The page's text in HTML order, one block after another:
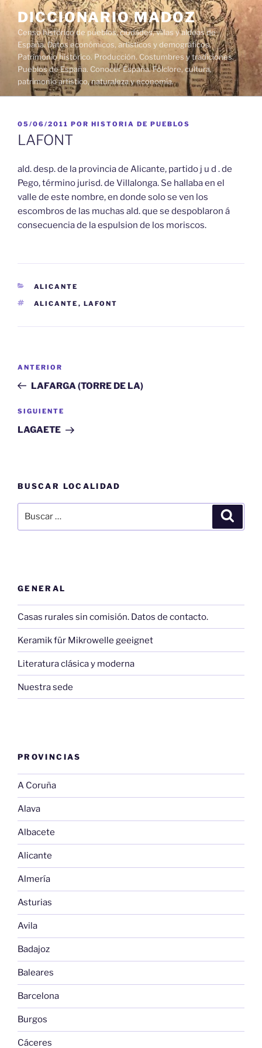
contenido
DICCIONARIO MADOZ
Censo histórico de pueblos, ciudades, villas y aldeas de
España. Datos económicos, artísticos y demográficos.
Patrimonio histórico. Producción. Costumbres y tradiciones.
Pueblos de España. Conocer España. Folclore, cultura,
patrimonio artístico, naturaleza y economía.
PUBLICADO
EL
05/06/2011 POR HISTORIA DE PUEBLOS
LAFONT
ald. desp. de la provincia de Alicante, partido j u d . de
Pego, término jurisd. de Villalonga. Se hallaba en el
valle de este nombre, en donde solo se ven los
escombros de las muchas ald. que se despoblaron á
consecuencia de la espulsion de los moriscos.
CATEGORÍAS
ALICANTE
ETIQUETAS
ALICANTE , LAFONT
entradas
Entrada
anterior:
ANTERIOR
LAFARGA (TORRE DE LA)
Siguiente
entrada
SIGUIENTE
LAGAETE
BUSCAR LOCALIDAD
por:
GENERAL
Casas rurales sin comisión. Datos de contacto.
Keramik für Mikrowelle geeignet
Literatura clásica y moderna
Nuestra sede
PROVINCIAS
A Coruña
Alava
Albacete
Alicante
Almería
Asturias
Avila
Badajoz
Baleares
Barcelona
Burgos
Cáceres